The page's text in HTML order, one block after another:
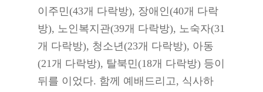
이주민(43개 다락방), 장애인(40개 다락
방), 노인복지관(39개 다락방), 노숙자(31
개 다락방), 청소년(23개 다락방), 아동
(21개 다락방), 탈북민(18개 다락방) 등이
뒤를 이었다. 함께 예배드리고, 식사하